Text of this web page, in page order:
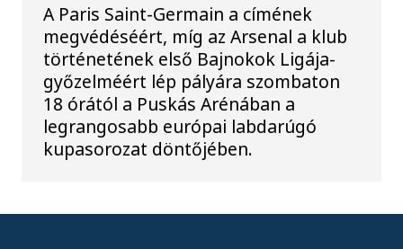
A Paris Saint-Germain a címének
megvédéséért, míg az Arsenal a klub
történetének első Bajnokok Ligája-
győzelméért lép pályára szombaton
18 órától a Puskás Arénában a
legrangosabb európai labdarúgó
kupasorozat döntőjében.